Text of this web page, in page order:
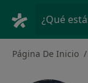
¿Qué
Página De Inicio